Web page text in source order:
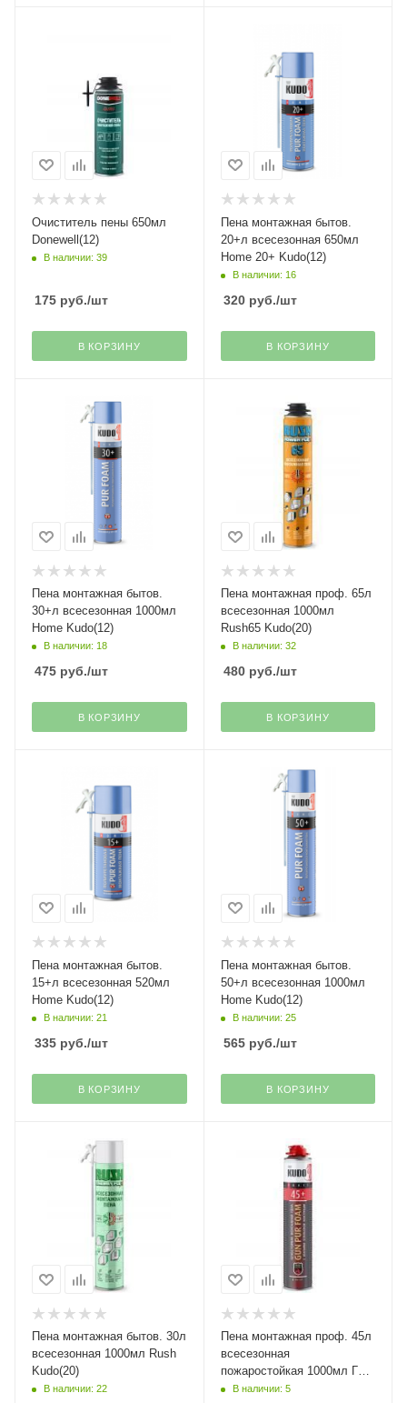
Очиститель пены 650мл
Donewell(12)
В наличии: 39
175 руб./шт
В КОРЗИНУ
Пена монтажная бытов.
20+л всесезонная 650мл
Home 20+ Kudo(12)
В наличии: 16
320руб./шт
В КОРЗИНУ
Пена монтажная бытов.
30+л всесезонная 1000мл
Home Kudo(12)
В наличии: 18
475 руб./шт
В КОРЗИНУ
Пена монтажная проф. 65л
всесезонная 1000мл
Rush65 Kudo(20)
В наличии: 32
480руб./шт
В КОРЗИНУ
Пена монтажная бытов.
15+л всесезонная 520мл
Home Kudo(12)
В наличии: 21
335 руб./шт
В КОРЗИНУ
Пена монтажная бытов.
50+л всесезонная 1000мл
Home Kudo(12)
В наличии: 25
565руб./шт
В КОРЗИНУ
Пена монтажная бытов. 30л
всесезонная 1000мл Rush
Kudo(20)
В наличии: 22
Пена монтажная проф. 45л
всесезонная
пожаростойкая 1000мл Г2
Kudo(12)
В наличии: 5